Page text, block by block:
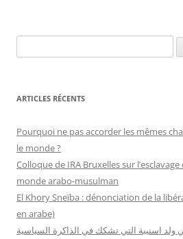
e
h
r
c
h
r
ARTICLES RÉCENTS
Pourquoi ne pas accorder les mêmes
le monde ?
Colloque de IRA Bruxelles sur
monde arabo-musulman
El Khory Sneïba : dénonciation de la
en arabe)
اسنيبة التي تشكك في الذاكرة السياسية